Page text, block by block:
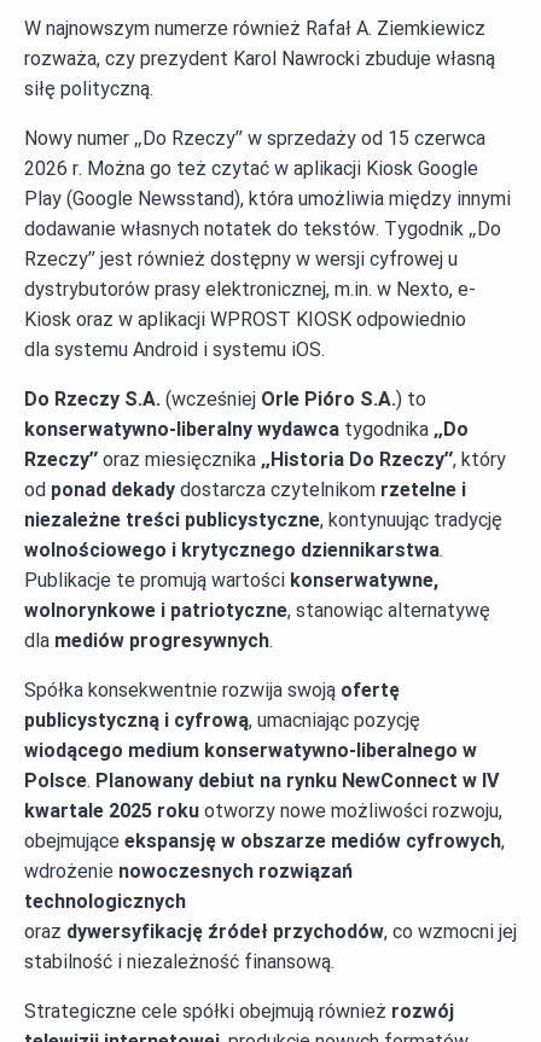
W najnowszym numerze również Rafał A. Ziemkiewicz
rozważa, czy prezydent Karol Nawrocki zbuduje własną
siłę polityczną.
Nowy numer „Do Rzeczy” w sprzedaży od 15 czerwca
2026 r. Można go też czytać w aplikacji Kiosk Google
Play (Google Newsstand), która umożliwia między innymi
dodawanie własnych notatek do tekstów. Tygodnik „Do
Rzeczy” jest również dostępny w wersji cyfrowej u
dystrybutorów prasy elektronicznej, m.in. w Nexto, e-
Kiosk oraz w aplikacji WPROST KIOSK odpowiednio
dla systemu Android i systemu iOS.
Do Rzeczy S.A. (wcześniej Orle Pióro S.A.) to
konserwatywno-liberalny wydawca tygodnika „Do
Rzeczy” oraz miesięcznika „Historia Do Rzeczy”, który
od ponad dekady dostarcza czytelnikom rzetelne i
niezależne treści publicystyczne, kontynuując tradycję
wolnościowego i krytycznego dziennikarstwa.
Publikacje te promują wartości konserwatywne,
wolnorynkowe i patriotyczne, stanowiąc alternatywę
dla mediów progresywnych.
Spółka konsekwentnie rozwija swoją ofertę
publicystyczną i cyfrową, umacniając pozycję
wiodącego medium konserwatywno-liberalnego w
Polsce. Planowany debiut na rynku NewConnect w IV
kwartale 2025 roku otworzy nowe możliwości rozwoju,
obejmujące ekspansję w obszarze mediów cyfrowych,
wdrożenie nowoczesnych rozwiązań
technologicznych
oraz dywersyfikację źródeł przychodów, co wzmocni jej
stabilność i niezależność finansową.
Strategiczne cele spółki obejmują również rozwój